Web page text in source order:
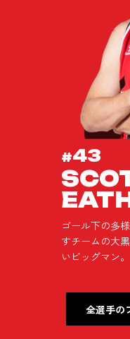
#43
ゴール下の多
すチームの大
いビッグマン。
全選手の